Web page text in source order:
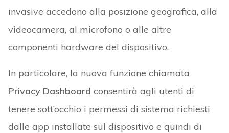
invasive accedono alla posizione geografica, alla
videocamera, al microfono o alle altre
componenti hardware del dispositivo.
In particolare, la nuova funzione chiamata
Privacy Dashboard consentirà agli utenti di
tenere sott’occhio i permessi di sistema richiesti
dalle app installate sul dispositivo e quindi di